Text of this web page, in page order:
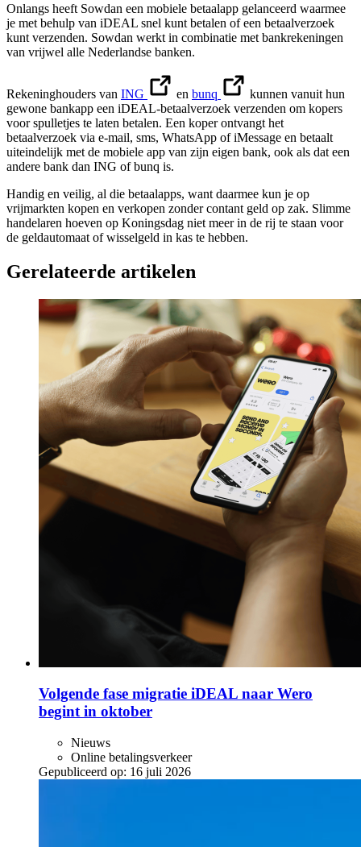
Onlangs heeft Sowdan een mobiele betaalapp gelanceerd waarmee
je met behulp van iDEAL snel kunt betalen of een betaalverzoek
kunt verzenden. Sowdan werkt in combinatie met bankrekeningen
van vrijwel alle Nederlandse banken.
Rekeninghouders van ING en bunq
kunnen vanuit hun
gewone bankapp een iDEAL-betaalverzoek verzenden om kopers
voor spulletjes te laten betalen. Een koper ontvangt het
betaalverzoek via e-mail, sms, WhatsApp of iMessage en betaalt
uiteindelijk met de mobiele app van zijn eigen bank, ook als dat een
andere bank dan ING of bunq is.
Handig en veilig, al die betaalapps, want daarmee kun je op
vrijmarkten kopen en verkopen zonder contant geld op zak. Slimme
handelaren hoeven op Koningsdag niet meer in de rij te staan voor
de geldautomaat of wisselgeld in kas te hebben.
Gerelateerde artikelen
Volgende fase migratie iDEAL naar Wero
begint in oktober
Nieuws
Online betalingsverkeer
Gepubliceerd op: 16 juli 2026